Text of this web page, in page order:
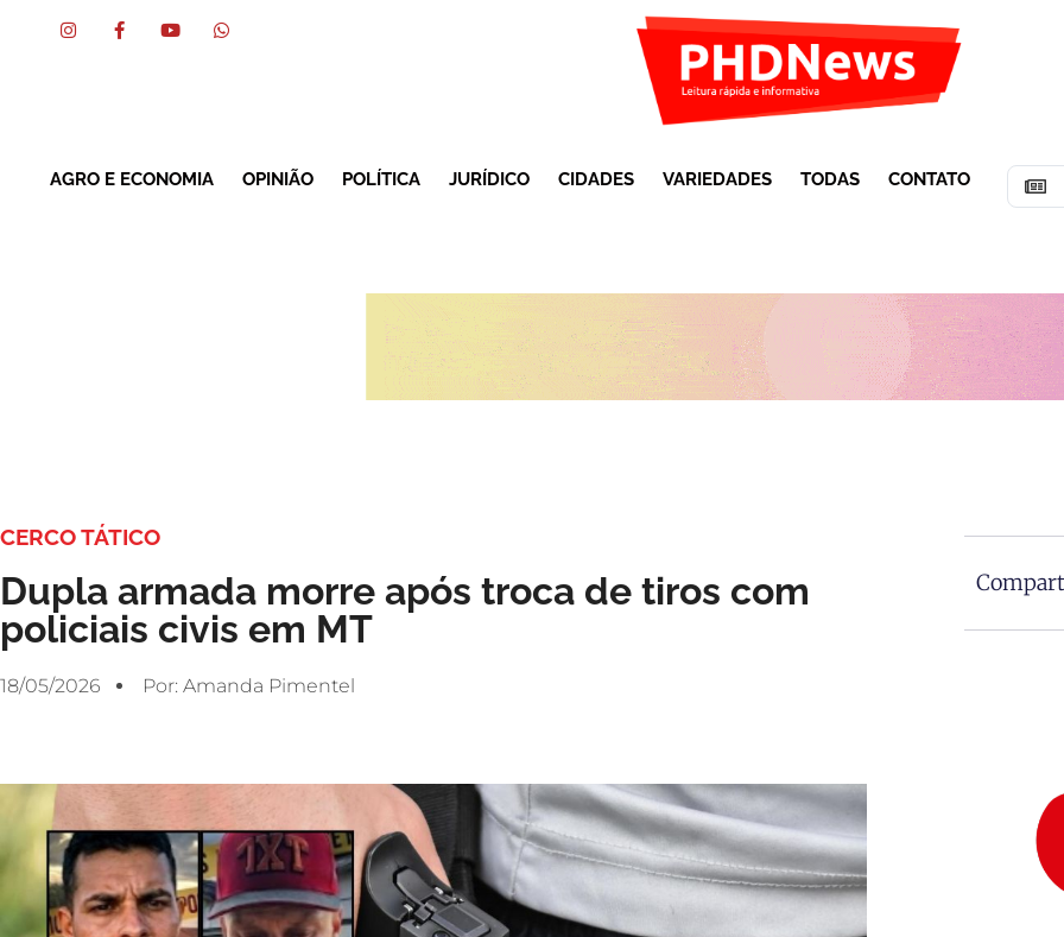
AGRO E ECONOMIA OPINIÃO POLÍTICA JURÍDICO CIDADES VARIEDADES TODAS CONTATO
CERCO TÁTICO
Dupla armada morre após troca de tiros com
policiais civis em MT
18/05/2026 Por: Amanda Pimentel